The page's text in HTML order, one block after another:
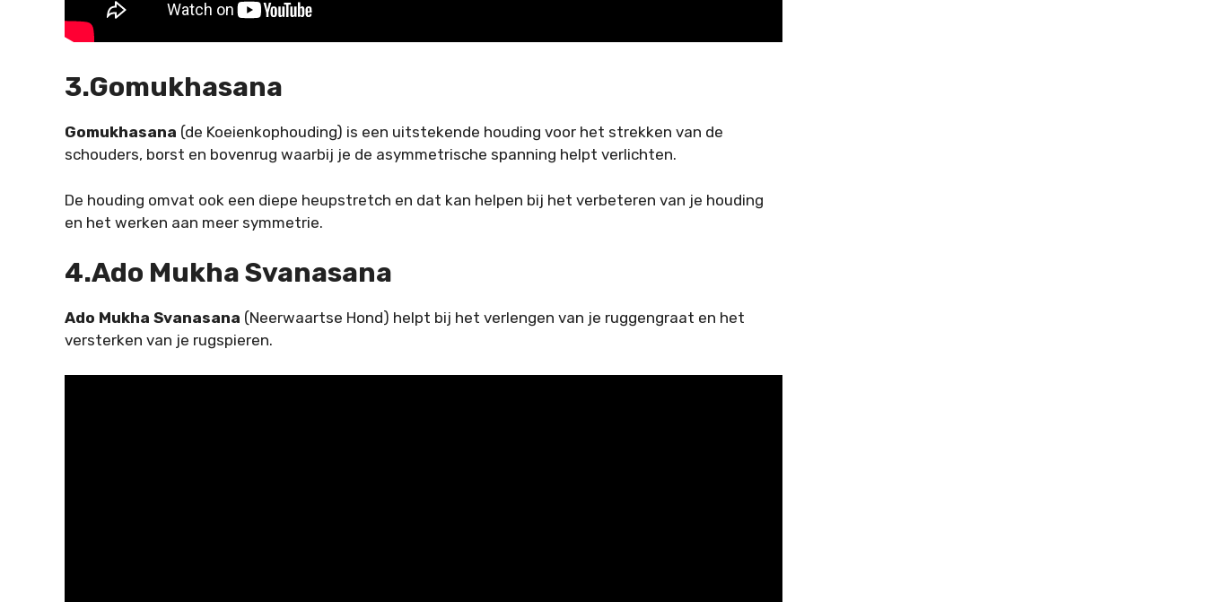
3.Gomukhasana
Gomukhasana (de Koeienkophouding) is een uitstekende houding voor het strekken van de
schouders, borst en bovenrug waarbij je de asymmetrische spanning helpt verlichten.
De houding omvat ook een diepe heupstretch en dat kan helpen bij het verbeteren van je houding
en het werken aan meer symmetrie.
4.Ado Mukha Svanasana
Ado Mukha Svanasana (Neerwaartse Hond) helpt bij het verlengen van je ruggengraat en het
versterken van je rugspieren.